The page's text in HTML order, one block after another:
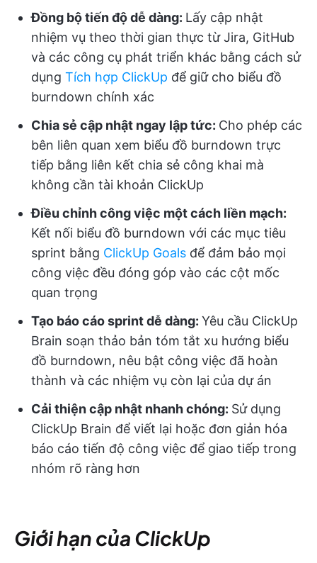
Đồng bộ tiến độ dễ dàng: Lấy cập nhật
nhiệm vụ theo thời gian thực từ Jira, GitHub
và các công cụ phát triển khác bằng cách sử
dụng Tích hợp ClickUp để giữ cho biểu đồ
burndown chính xác
Chia sẻ cập nhật ngay lập tức: Cho phép các
bên liên quan xem biểu đồ burndown trực
tiếp bằng liên kết chia sẻ công khai mà
không cần tài khoản ClickUp
Điều chỉnh công việc một cách liền mạch:
Kết nối biểu đồ burndown với các mục tiêu
sprint bằng ClickUp Goals để đảm bảo mọi
công việc đều đóng góp vào các cột mốc
quan trọng
Tạo báo cáo sprint dễ dàng: Yêu cầu ClickUp
Brain soạn thảo bản tóm tắt xu hướng biểu
đồ burndown, nêu bật công việc đã hoàn
thành và các nhiệm vụ còn lại của dự án
Cải thiện cập nhật nhanh chóng: Sử dụng
ClickUp Brain để viết lại hoặc đơn giản hóa
báo cáo tiến độ công việc để giao tiếp trong
nhóm rõ ràng hơn
Giới hạn của ClickUp